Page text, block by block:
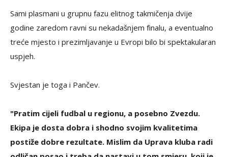
Sami plasmani u grupnu fazu elitnog takmičenja dvije
godine zaredom ravni su nekadašnjem finalu, a eventualno
treće mjesto i prezimljavanje u Evropi bilo bi spektakularan
uspjeh.
Svjestan je toga i Pančev.
"Pratim cijeli fudbal u regionu, a posebno Zvezdu.
Ekipa je dosta dobra i shodno svojim kvalitetima
postiže dobre rezultate. Mislim da Uprava kluba radi